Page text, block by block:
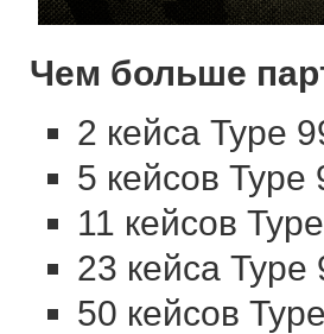
Чем больше
2 кейса Type
5 кейсов
11 кейсов
23 кейса
50 кейсов